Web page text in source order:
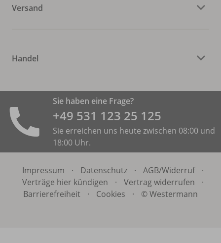
Versand
Handel
Sie haben eine Frage?
+49 531 ­123 25 125
Sie erreichen uns heute zwischen 08:00 und
18:00 Uhr.
Impressum · Datenschutz · AGB/Widerruf
·
Verträge hier kündigen
· Vertrag widerrufen
·
Barrierefreiheit
· Cookies · © Westermann